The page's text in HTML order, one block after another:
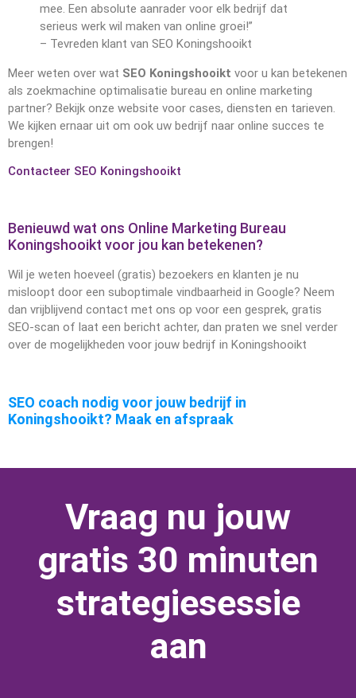
mee. Een absolute aanrader voor elk bedrijf dat
serieus werk wil maken van online groei!”
– Tevreden klant van SEO Koningshooikt
Meer weten over wat SEO Koningshooikt voor u kan betekenen
als zoekmachine optimalisatie bureau en online marketing
partner? Bekijk onze website voor cases, diensten en tarieven.
We kijken ernaar uit om ook uw bedrijf naar online succes te
brengen!
Contacteer SEO Koningshooikt
Benieuwd wat ons Online Marketing Bureau
Koningshooikt voor jou kan betekenen?
Wil je weten hoeveel (gratis) bezoekers en klanten je nu
misloopt door een suboptimale vindbaarheid in Google? Neem
dan vrijblijvend contact met ons op voor een gesprek, gratis
SEO-scan of laat een bericht achter, dan praten we snel verder
over de mogelijkheden voor jouw bedrijf in Koningshooikt
SEO coach nodig voor jouw bedrijf in
Koningshooikt? Maak en afspraak
Vraag nu jouw
gratis 30 minuten
strategiesessie
aan